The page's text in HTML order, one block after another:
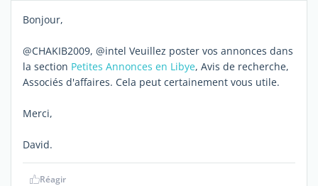
Bonjour,
@CHAKIB2009, @intel Veuillez poster vos annonces dans
la section Petites Annonces en Libye, Avis de recherche,
Associés d'affaires. Cela peut certainement vous utile.
Merci,
David.
Réagir